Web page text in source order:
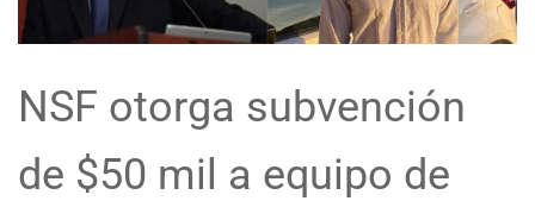
NSF otorga subvención
de $50 mil a equipo de